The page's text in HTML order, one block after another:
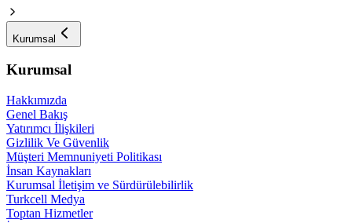
Kurumsal
Kurumsal
Hakkımızda
Genel Bakış
Yatırımcı İlişkileri
Gizlilik Ve Güvenlik
Müşteri Memnuniyeti Politikası
İnsan Kaynakları
Kurumsal İletişim ve Sürdürülebilirlik
Turkcell Medya
Toptan Hizmetler